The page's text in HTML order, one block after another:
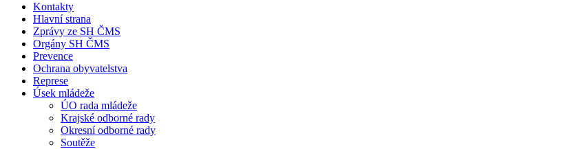
Kontakty
Hlavní strana
Zprávy ze SH ČMS
Orgány SH ČMS
Prevence
Ochrana obyvatelstva
Represe
Úsek mládeže
ÚO rada mládeže
Krajské odborné rady
Okresní odborné rady
Soutěže